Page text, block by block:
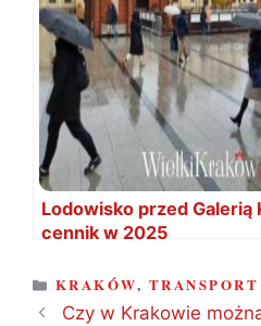
Lodowisko przed Galerią
cennik w 2025
KATEGORIE
KRAKÓW, TRANSPORT
Czy w Krakowie